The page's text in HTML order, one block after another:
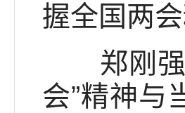
握全国两
郑刚强
会”精神与